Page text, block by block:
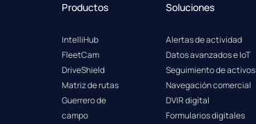
Productos
IntelliHub
FleetCam
DriveShield
Matriz de rutas
Guerrero de
campo
Soluciones
Alertas de actividad
Datos avanzados e IoT
Seguimiento de activos
Navegación comercial
DVIR digital
Formularios digitales